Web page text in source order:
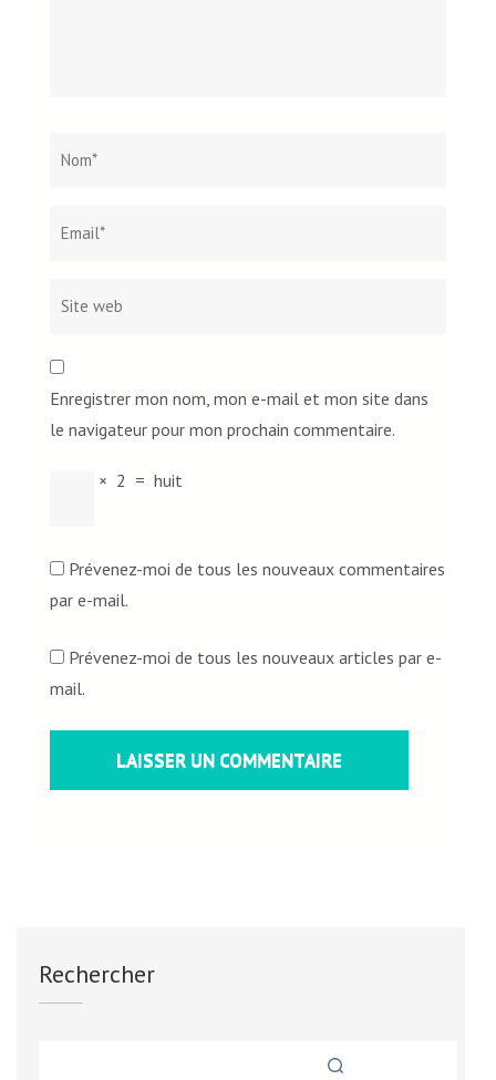
Enregistrer mon nom, mon e-mail et mon site dans
le navigateur pour mon prochain commentaire.
× 2 = huit
Prévenez-moi de tous les nouveaux commentaires
par e-mail.
Prévenez-moi de tous les nouveaux articles par e-
mail.
Rechercher